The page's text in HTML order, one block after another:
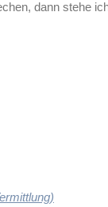
dann stehe